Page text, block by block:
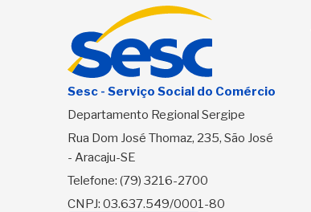
Sesc - Serviço Social do Comércio
Departamento Regional Sergipe
Rua Dom José Thomaz, 235, São José
- Aracaju-SE
Telefone: (79) 3216-2700
CNPJ: 03.637.549/0001-80